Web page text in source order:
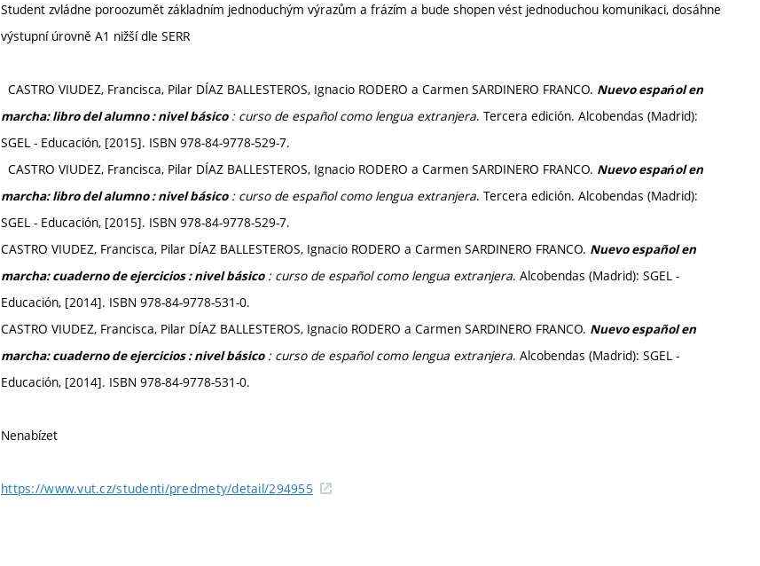
Student zvládne poroozumět základním jednoduchým výrazům a frázím a bude shopen vést jednoduchou komunikaci, dosáhne
výstupní úrovně A1 nižší dle SERR
CASTRO VIUDEZ, Francisca, Pilar DÍAZ BALLESTEROS, Ignacio RODERO a Carmen SARDINERO FRANCO. Nuevo espańol en
marcha: libro del alumno : nivel básico: curso de español como lengua extranjera. Tercera edición. Alcobendas (Madrid):
SGEL - Educación, [2015]. ISBN 978-84-9778-529-7.
CASTRO VIUDEZ, Francisca, Pilar DÍAZ BALLESTEROS, Ignacio RODERO a Carmen SARDINERO FRANCO. Nuevo espańol en
marcha: libro del alumno : nivel básico: curso de español como lengua extranjera. Tercera edición. Alcobendas (Madrid):
SGEL - Educación, [2015]. ISBN 978-84-9778-529-7.
CASTRO VIUDEZ, Francisca, Pilar DÍAZ BALLESTEROS, Ignacio RODERO a Carmen SARDINERO FRANCO. Nuevo español en
marcha: cuaderno de ejercicios : nivel básico: curso de español como lengua extranjera. Alcobendas (Madrid): SGEL -
Educación, [2014]. ISBN 978-84-9778-531-0.
CASTRO VIUDEZ, Francisca, Pilar DÍAZ BALLESTEROS, Ignacio RODERO a Carmen SARDINERO FRANCO. Nuevo español en
marcha: cuaderno de ejercicios : nivel básico: curso de español como lengua extranjera. Alcobendas (Madrid): SGEL -
Educación, [2014]. ISBN 978-84-9778-531-0.
Nenabízet
https://www.vut.cz/studenti/predmety/detail/294955